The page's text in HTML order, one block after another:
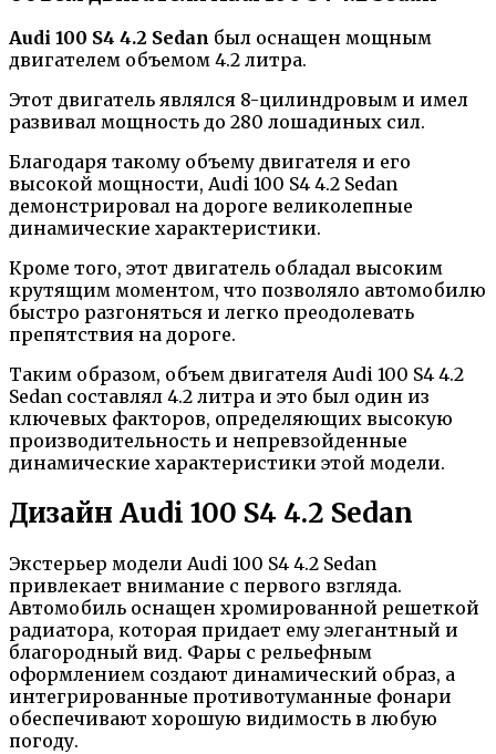
Audi 100 S4 4.2 Sedan был оснащен мощным
двигателем объемом 4.2 литра.
Этот двигатель являлся 8-цилиндровым и имел
развивал мощность до 280 лошадиных сил.
Благодаря такому объему двигателя и его
высокой мощности, Audi 100 S4 4.2 Sedan
демонстрировал на дороге великолепные
динамические характеристики.
Кроме того, этот двигатель обладал высоким
крутящим моментом, что позволяло автомобилю
быстро разгоняться и легко преодолевать
препятствия на дороге.
Таким образом, объем двигателя Audi 100 S4 4.2
Sedan составлял 4.2 литра и это был один из
ключевых факторов, определяющих высокую
производительность и непревзойденные
динамические характеристики этой модели.
Дизайн Audi 100 S4 4.2 Sedan
Экстерьер модели Audi 100 S4 4.2 Sedan
привлекает внимание с первого взгляда.
Автомобиль оснащен хромированной решеткой
радиатора, которая придает ему элегантный и
благородный вид. Фары с рельефным
оформлением создают динамический образ, а
интегрированные противотуманные фонари
обеспечивают хорошую видимость в любую
погоду.